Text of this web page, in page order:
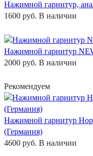
Нажимной гарнитур,
1600 руб. В наличии
Нажимной гарнитур
2000 руб. В наличии
Рекомендуем
Нажимной гарнитур
(Германия)
4600 руб. В наличии